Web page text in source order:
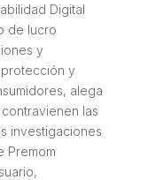
Digital
de lucro
y
y
alega
las
investigaciones
Premom